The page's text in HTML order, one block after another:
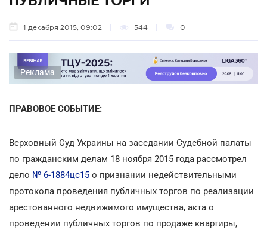
1 декабря 2015, 09:02 544 0
Реклама
ПРАВОВОЕ СОБЫТИЕ:
Верховный Суд Украины на заседании Судебной палаты
по гражданским делам 18 ноября 2015 года рассмотрел
дело № 6-1884цс15 о признании недействительными
протокола проведения публичных торгов по реализации
арестованного недвижимого имущества, акта о
проведении публичных торгов по продаже квартиры,